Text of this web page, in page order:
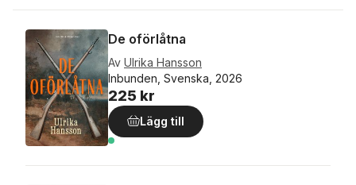
De oförlåtna
Av Ulrika Hansson
Inbunden, Svenska, 2026
225 kr
Lägg till